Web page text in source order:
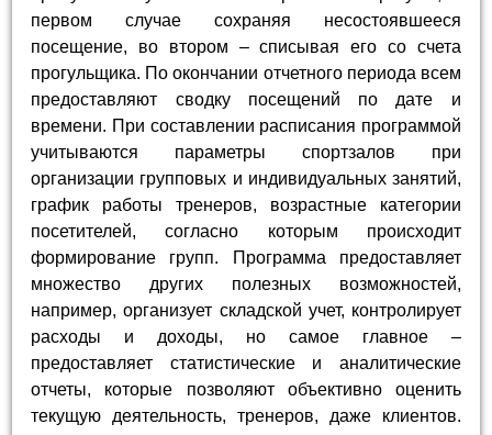
первом случае сохраняя несостоявшееся
посещение, во втором – списывая его со счета
прогульщика. По окончании отчетного периода всем
предоставляют сводку посещений по дате и
времени. При составлении расписания программой
учитываются параметры спортзалов при
организации групповых и индивидуальных занятий,
график работы тренеров, возрастные категории
посетителей, согласно которым происходит
формирование групп. Программа предоставляет
множество других полезных возможностей,
например, организует складской учет, контролирует
расходы и доходы, но самое главное –
предоставляет статистические и аналитические
отчеты, которые позволяют объективно оценить
текущую деятельность, тренеров, даже клиентов.